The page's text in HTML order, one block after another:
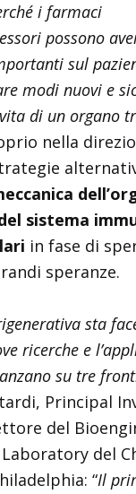
i farmaci
possono
sul
modi nuovi e
di un organo
nella
sistema
in fase di
speranze.
sta
ricerche e
su tre
Principal
del
del
“Il